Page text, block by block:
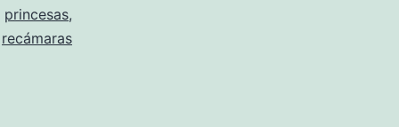
princesas,
recámaras